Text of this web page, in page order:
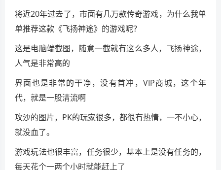
将近20年过去了，市面有几万款传奇游戏，为什么我单
单推荐这款《飞扬神途》的游戏呢？
这是电脑端截图，随意一截就有这么多人，飞扬神途，
人气是非常高的
界面也是非常的干净，没有首冲，VIP商城，这个年
代，就是一股清流啊
攻沙的图片，PK的玩家很多，都很有热情，一不小心，
就没血了。
游戏玩法也很丰富，任务很少，基本上是没有任务的，
每天花个一两个小时就能赶上了